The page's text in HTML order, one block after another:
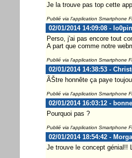
Je la trouve pas top cette
Publié via l'application Smartphone
02/01/2014 14:09:08 -
Perso, j'ai pas encore tout
A part que comme notre
Publié via l'application Smartphone
02/01/2014 14:38:53 -
ÃŠtre honnête ça paye
Publié via l'application Smartphone
02/01/2014 16:03:12 -
Pourquoi pas ?
Publié via l'application Smartphone
02/01/2014 18:54:42 -
Je trouve le concept génial!!